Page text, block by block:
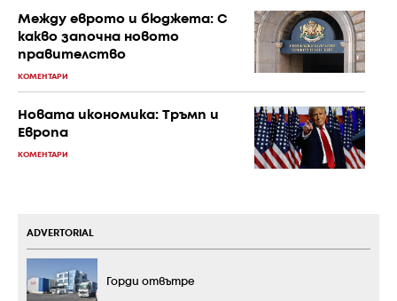
Между еврото и бюджета: С
какво започна новото
правителство
КОМЕНТАРИ
Новата икономика: Тръмп и
Европа
КОМЕНТАРИ
ADVERTORIAL
Горди отвътре